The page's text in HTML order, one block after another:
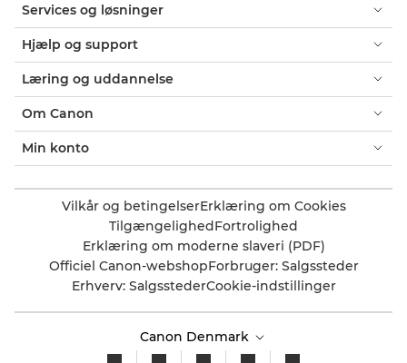
Services og løsninger
Hjælp og support
Læring og uddannelse
Om Canon
Min konto
Vilkår og betingelserErklæring om Cookies
TilgængelighedFortrolighed
Erklæring om moderne slaveri (PDF)
Officiel Canon-webshopForbruger: Salgssteder
Erhverv: SalgsstederCookie-indstillinger
Canon Denmark